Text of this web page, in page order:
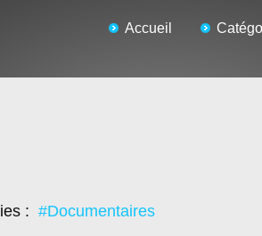
Accueil
: #Documentaires